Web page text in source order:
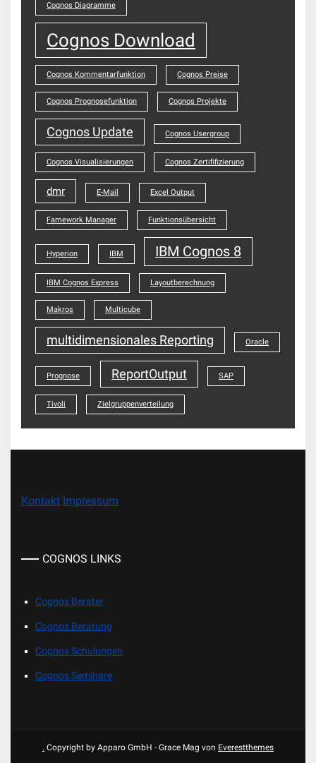
Cognos Diagramme
Cognos Download
Cognos Kommentarfunktion Cognos Preise
Cognos Prognosefunktion Cognos Projekte
Cognos Update Cognos Usergroup
Cognos Visualisierungen Cognos Zertififizierung
dmr E-Mail Excel Output
Famework Manager Funktionsübersicht
Hyperion IBM IBM Cognos 8
IBM Cognos Express Layoutberechnung
Makros Multicube
multidimensionales Reporting Oracle
Prognose ReportOutput SAP
Tivoli Zielgruppenverteilung
Kontakt Impressum
COGNOS LINKS
Cognos Berater
Cognos Beratung
Cognos Schulungen
Cognos Seminare
. Copyright by Apparo GmbH - Grace Mag von Everestthemes